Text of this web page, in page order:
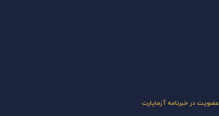
عضویت در خبرنامه آزماپارت